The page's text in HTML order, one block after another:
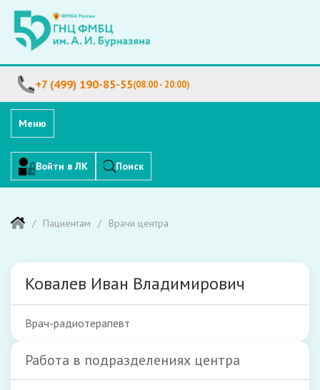
+7 (499) 190-85-55(08:00 - 20:00)
Меню
Войти в ЛК Поиск
Пациентам Врачи центра
Ковалев Иван Владимирович
Врач-радиотерапевт
Работа в подразделениях центра